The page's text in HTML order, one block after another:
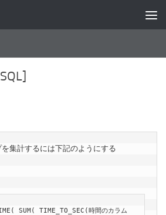
計するには下記のようにする
SUM( TIME_TO_SEC(時間のカラム